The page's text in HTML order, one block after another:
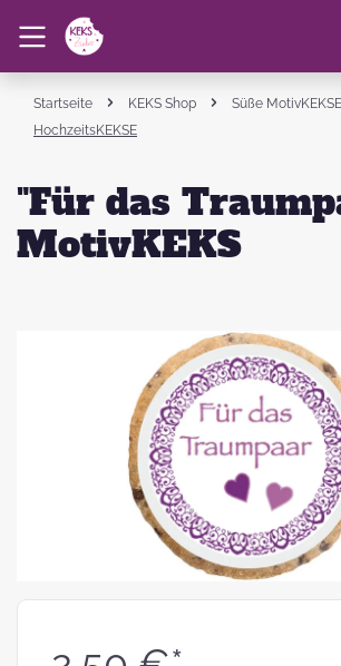
Startseite KEKS Shop
Süße MotivKEKSE
HochzeitsKEKSE
"Für das
MotivKEKS